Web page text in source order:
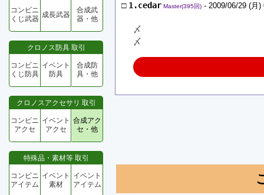
コンビニ
くじ武器 成長武器
合成武
器・他
クロノス防具 取引
コンビニ
くじ防具
イベント
防具
合成防
具・他
クロノスアクセサリ 取引
コンビニ
アクセ
イベント
アクセ
合成アク
セ・他
特殊品・素材等 取引
コンビニ
アイテム
イベント
素材
イベント
アイテム
□ 1.cedar Master(395回) - 2009/06/29 (月
〆
〆